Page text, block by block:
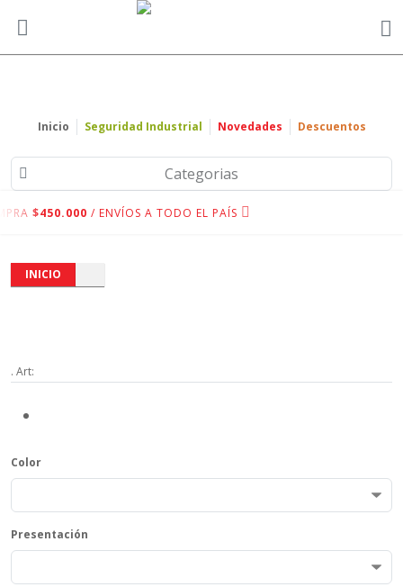
Inicio Seguridad Industrial Novedades Descuentos
Categorias
$450.000 / ENVÍOS A TODO EL PAÍS
INICIO
. Art:
Color
Presentación